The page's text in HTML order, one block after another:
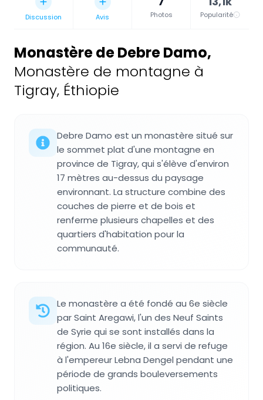
Discussion Avis Photos Popularité
Monastère de Debre Damo,
Monastère de montagne à
Tigray, Éthiopie
Debre Damo est un monastère situé sur
le sommet plat d'une montagne en
province de Tigray, qui s'élève d'environ
17 mètres au-dessus du paysage
environnant. La structure combine des
couches de pierre et de bois et
renferme plusieurs chapelles et des
quartiers d'habitation pour la
communauté.
Le monastère a été fondé au 6e siècle
par Saint Aregawi, l'un des Neuf Saints
de Syrie qui se sont installés dans la
région. Au 16e siècle, il a servi de refuge
à l'empereur Lebna Dengel pendant une
période de grands bouleversements
politiques.